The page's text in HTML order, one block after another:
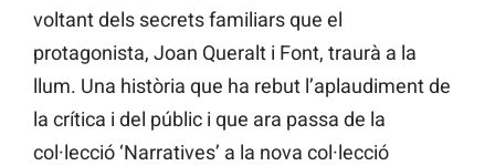
voltant dels secrets familiars que el
protagonista, Joan Queralt i Font, traurà a la
llum. Una història que ha rebut l’aplaudiment de
la crítica i del públic i que ara passa de la
col·lecció ‘Narratives’ a la nova col·lecció